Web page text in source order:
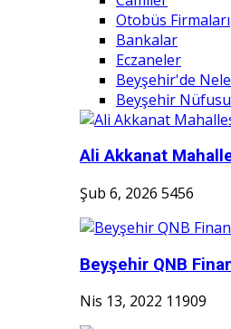
Otobüs Firmaları
Bankalar
Eczaneler
Beyşehir'de
Beyşehir Nüfusu
Ali Akkanat
Şub 6, 2026 5456
Beyşehir QNB
Nis 13, 2022 11909